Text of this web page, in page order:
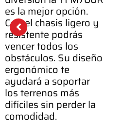
opción.
chasis ligero y
podrás
todos los
Su diseño
te
a soportar
más
sin perder la